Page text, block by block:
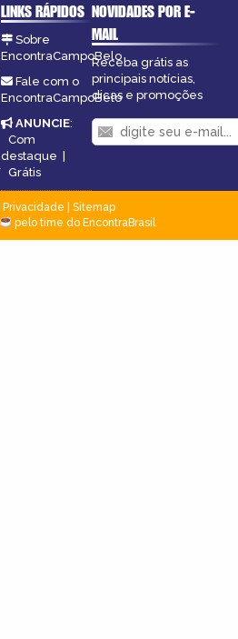
LINKS RÁPIDOS
Sobre
EncontraCampoBelo
Fale com o
EncontraCampoBelo
ANUNCIE:
Com
destaque |
Grátis
NOVIDADES POR E-
MAIL
Receba grátis as
principais notícias,
dicas e promoções
Privacidade
Sitemap
pelo time do EncontraBrasil